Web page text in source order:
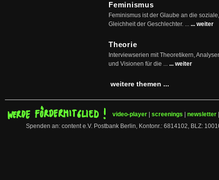
Feminismus
Feminismus ist der Glaube an die
Gleichheit der Geschlechter. ... ... weiter
Theorie
Interviewserien mit Theoretikern,
und Visionen für die ... ... weiter
weitere themen ...
video-player screenings newsletter
Spenden an: content e.V. Postbank Berlin, Kontonr.: 6814102, BLZ: